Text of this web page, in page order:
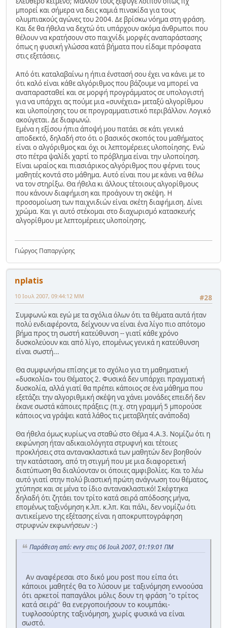
μπορεί και σήμερα να δεις καμιά πινακίδα για τους
ολυμπιακούς αγώνες του 2004. Δε βρίσκω νόημα στη φράση.
Και δε θα ήθελα να δεχτώ ότι υπάρχουν ακόμα άνθρωποι που
θέλουν να κρατήσουν στο παιχνίδι μορφές αναπαράστασης
όπως η φυσική γλώσσα κατά βήματα που είδαμε πρόσφατα
στις εξετάσεις.
Από ότι καταλαβαίνω η ήπια ένστασή σου έχει να κάνει με το
ότι καλό είναι κάθε αλγόριθμος που βάζουμε να μπορεί να
αναπαρασταθεί και σε μορφή προγράμματος σε υπολογιστή
για να υπάρχει ας πούμε μια «συνέχεια» μεταξύ αλγορίθμου
και υλοποίησης του σε προγραμματιστικό περιβάλλον. Λογικό
ακούγεται. Δε διαφωνώ.
Εμένα η εξίσου ήπια άποψή μου πατάει σε κάτι γενικά
αποδεκτό, δηλαδή στο ότι ο βασικός σκοπός του μαθήματος
είναι ο αλγόριθμος και όχι οι λεπτομέρειες υλοποίησης. Ενώ
στο πέτρα ψαλίδι χαρτί το πρόβλημα είναι την υλοποίηση.
Είναι ωραίος και πιασιάρικος αλγόριθμος που φέρνει τους
μαθητές κοντά στο μάθημα. Αυτό είναι που με κάνει να θέλω
να τον στηρίξω. Θα ήθελα κι άλλους τέτοιους αλγορίθμους
που κάνουν διαφήμιση και προάγουν τη σκέψη. Η
προσομοίωση των παιχνιδιών είναι σκέτη διαφήμιση. Δίνει
χρώμα. Και γι αυτό στέκομαι στο διαχωρισμό κατασκευής
αλγορίθμου με λεπτομέρειες υλοποίησης.
Γιώργος Παπαργύρης
nplatis
#28
10 Ιουλ 2007, 09:44:12 ΜΜ
Συμφωνώ και εγώ με τα σχόλια όλων ότι τα θέματα αυτά ήταν
πολύ ενδιαφέροντα, δείχνουν να είναι ένα λίγο πιο απότομο
βήμα προς τη σωστή κατεύθυνση -- γιατί κάθε χρόνο
δυσκολεύουν και από λίγο, επομένως γενικά η κατεύθυνση
είναι σωστή...
Θα συμφωνήσω επίσης με το σχόλιο για τη μαθηματική
«δυσκολία» του Θέματος 2. Φυσικά δεν υπάρχει πραγματική
δυσκολία, αλλά γιατί θα πρέπει κάποιος σε ένα μάθημα που
εξετάζει την αλγοριθμική σκέψη να χάνει μονάδες επειδή δεν
έκανε σωστά κάποιες πράξεις; (π.χ. στη γραμμή 5 μπορούσε
κάποιος να γράψει κατά λάθος τις μεταβλητές ανάποδα)
Θα ήθελα όμως κυρίως να σταθώ στο Θέμα 4.Α.3. Νομίζω ότι η
εκφώνηση ήταν αδικαιολόγητα στρυφνή και τέτοιες
προκλήσεις στα αντανακλαστικά των μαθητών δεν βοηθούν
την κατάσταση, από τη στιγμή που με μια διαφορετική
διατύπωση θα διαλύονταν οι όποιες αμφιβολίες. Και το λέω
αυτό γιατί στην πολύ βιαστική πρώτη ανάγνωση του θέματος,
χτύπησε και σε μένα το ίδιο αντανακλαστικό! Σκέφτηκα
δηλαδή ότι ζητάει τον τρίτο κατά σειρά απόδοσης μήνα,
επομένως ταξινόμηση κ.λπ. κ.λπ. Και πάλι, δεν νομίζω ότι
αντικείμενο της εξέτασης είναι η αποκρυπτογράφηση
στρυφνών εκφωνήσεων :-)
Παράθεση από: evry στις 06 Ιουλ 2007, 01:19:01 ΠΜ
Αν αναφέρεσαι στο δικό μου post που είπα ότι
κάποιοι μαθητές θα το λύσουν με ταξινόμηση εννοούσα
ότι αρκετοί παπαγάλοι μόλις δουν τη φράση "ο τρίτος
κατά σειρά" θα ενεργοποιήσουν το κουμπάκι-
τυφλοσούρτης ταξινόμηση, χωρίς φυσικά να είναι
σωστό.